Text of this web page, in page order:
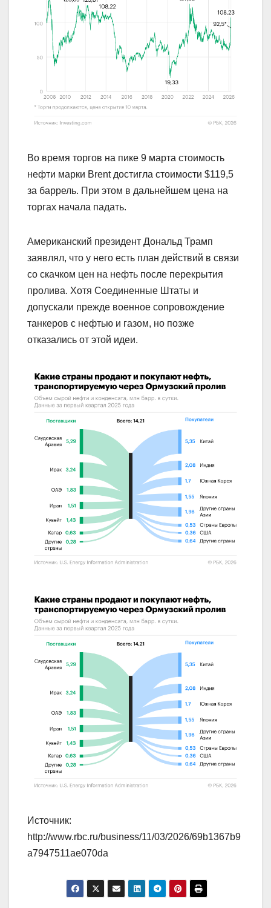
Во время торгов на пике 9 марта стоимость
нефти марки Brent достигла стоимости $119,5
за баррель. При этом в дальнейшем цена на
торгах начала падать.
Американский президент Дональд Трамп
заявлял, что у него есть план действий в связи
со скачком цен на нефть после перекрытия
пролива. Хотя Соединенные Штаты и
допускали прежде военное сопровождение
танкеров с нефтью и газом, но позже
отказались от этой идеи.
Источник:
http://www.rbc.ru/business/11/03/2026/69b1367b9
a7947511ae070da